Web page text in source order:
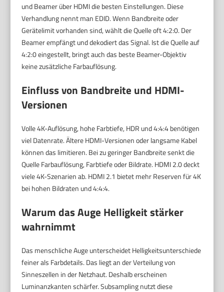
und Beamer über HDMI die besten Einstellungen. Diese
Verhandlung nennt man EDID. Wenn Bandbreite oder
Gerätelimit vorhanden sind, wählt die Quelle oft 4:2:0. Der
Beamer empfängt und dekodiert das Signal. Ist die Quelle auf
4:2:0 eingestellt, bringt auch das beste Beamer-Objektiv
keine zusätzliche Farbauflösung.
Einfluss von Bandbreite und HDMI-
Versionen
Volle 4K-Auflösung, hohe Farbtiefe, HDR und 4:4:4 benötigen
viel Datenrate. Ältere HDMI-Versionen oder langsame Kabel
können das limitieren. Bei zu geringer Bandbreite senkt die
Quelle Farbauflösung, Farbtiefe oder Bildrate. HDMI 2.0 deckt
viele 4K-Szenarien ab. HDMI 2.1 bietet mehr Reserven für 4K
bei hohen Bildraten und 4:4:4.
Warum das Auge Helligkeit stärker
wahrnimmt
Das menschliche Auge unterscheidet Helligkeitsunterschiede
feiner als Farbdetails. Das liegt an der Verteilung von
Sinneszellen in der Netzhaut. Deshalb erscheinen
Luminanzkanten schärfer. Subsampling nutzt diese